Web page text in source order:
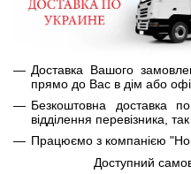
Доставка Вашого
прямо до Вас в дім або
Безкоштовна доставка
відділення перевізника,
Працюємо з компанією
Доступний